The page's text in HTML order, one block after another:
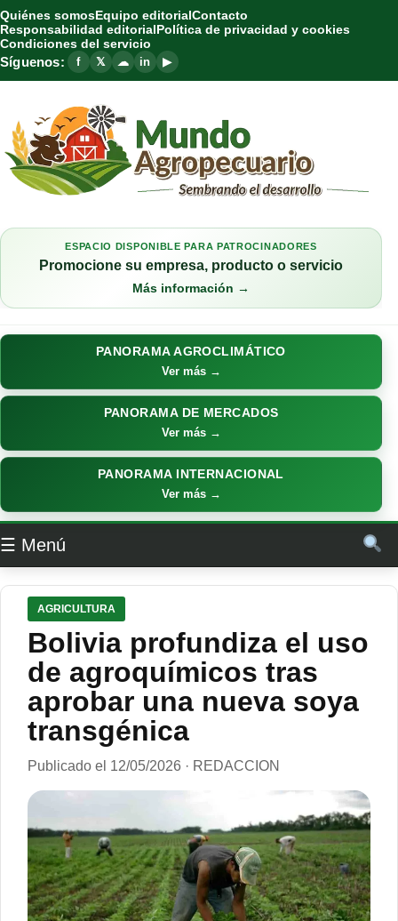
Quiénes somosEquipo editorialContacto
Responsabilidad editorialPolítica de privacidad y cookies
Condiciones del servicio
Síguenos: f 𝕏 ☁ in ▶
ESPACIO DISPONIBLE PARA PATROCINADORES
Promocione su empresa, producto o servicio
Más información →
PANORAMA AGROCLIMÁTICO
Ver más →
PANORAMA DE MERCADOS
Ver más →
PANORAMA INTERNACIONAL
Ver más →
☰ Menú
AGRICULTURA
Bolivia profundiza el uso
de agroquímicos tras
aprobar una nueva soya
transgénica
Publicado el 12/05/2026 · REDACCION